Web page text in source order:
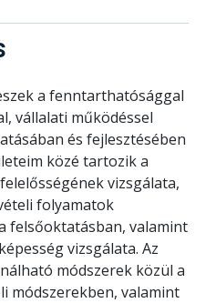
a fenntarthatósággal
vállalati működéssel
és fejlesztésében
közé tartozik a
vizsgálata,
folyamatok
felsőoktatásban, valamint
vizsgálata. Az
módszerek közül a
módszerekben, valamint